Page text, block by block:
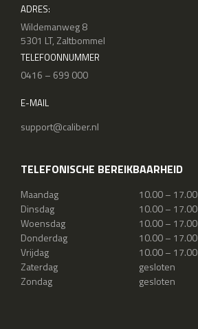
ADRES:
Wildemanweg 8
5301 LT, Zaltbommel
TELEFOONNUMMER
0416 – 699 000
E-MAIL
support@caliber.nl
TELEFONISCHE BEREIKBAARHEID
Maandag
10.00 – 17.00
Dinsdag
10.00 – 17.00
Woensdag
10.00 – 17.00
Donderdag
10.00 – 17.00
Vrijdag
10.00 – 17.00
Zaterdag
gesloten
Zondag
gesloten